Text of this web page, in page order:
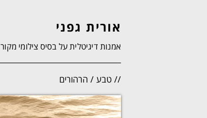
אורית גפני
אמנות דיגיטלית על בסיס צילומי מקור
// טבע / הרהורים